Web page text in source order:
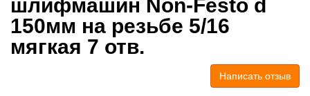
шлифмашин Non-Festo d
150мм на резьбе 5/16
мягкая 7 отв.
Написать отзыв